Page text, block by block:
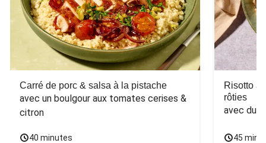
Carré de porc & salsa à la pistache
avec un boulgour aux tomates cerises &
citron
40 minutes
Risotto
rôties
avec du
45